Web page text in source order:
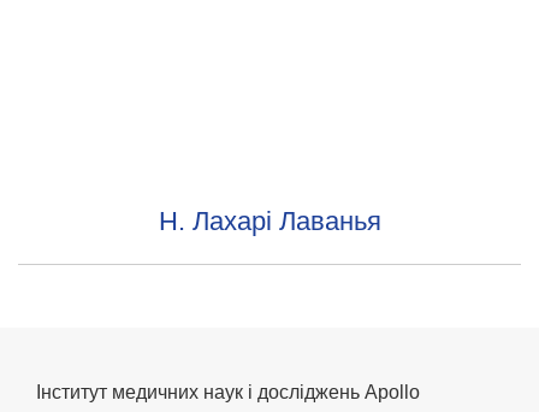
Н. Лахарі Лаванья
Інститут медичних наук і досліджень Apollo